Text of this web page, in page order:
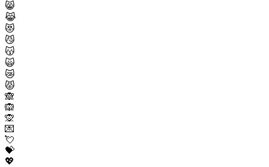
😸
😹
😻
😼
😽
🙀
😿
😾
🙈
🙉
🙊
💌
💘
💝
💖